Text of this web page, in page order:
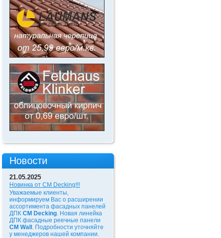
Новости
21.05.2025
Новинка от CM Decking!!!
Уважаемые клиенты,
информируем Вас о расширении
ассортимента фасадных панелей
ДПК CM Decking. Новая линейка
ДПК фасадные реечные панели
CM Wall . Подробности уточняйте
у менеджеров нашей компании.